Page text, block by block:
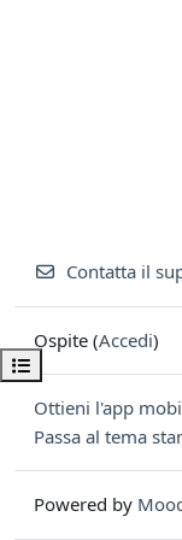
Apri indice del corso
Contatta il
Ospite (Accedi)
Ottieni l'app
Passa al tema
Powered by